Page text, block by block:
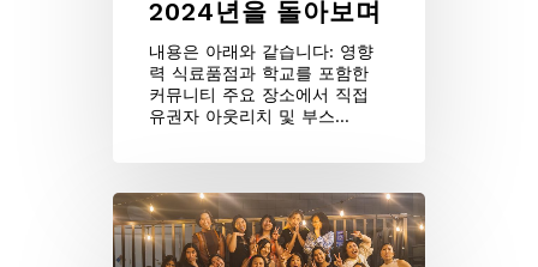
2024년을 돌아보며
내용은 아래와 같습니다: 영향
력 식료품점과 학교를 포함한
커뮤니티 주요 장소에서 직접
유권자 아웃리치 및 부스…